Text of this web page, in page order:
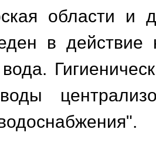
области и
в действие